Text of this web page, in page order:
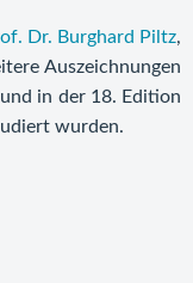
Dr. Burghard Piltz,
Auszeichnungen
in der 18. Edition
wurden.